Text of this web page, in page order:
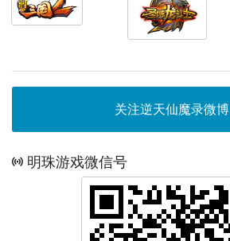
关注逆天仙魔录微博
明珠游戏微信号